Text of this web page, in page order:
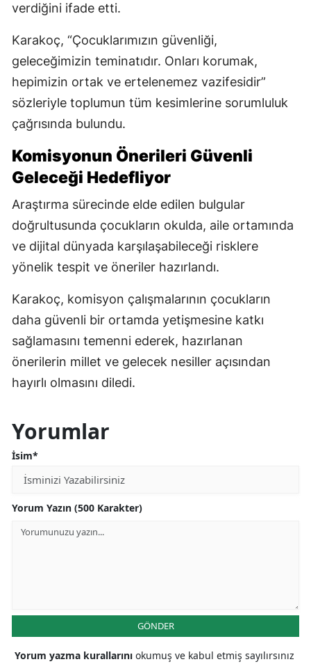
verdiğini ifade etti.
Karakoç, “Çocuklarımızın güvenliği,
geleceğimizin teminatıdır. Onları korumak,
hepimizin ortak ve ertelenemez vazifesidir”
sözleriyle toplumun tüm kesimlerine sorumluluk
çağrısında bulundu.
Komisyonun Önerileri Güvenli
Geleceği Hedefliyor
Araştırma sürecinde elde edilen bulgular
doğrultusunda çocukların okulda, aile ortamında
ve dijital dünyada karşılaşabileceği risklere
yönelik tespit ve öneriler hazırlandı.
Karakoç, komisyon çalışmalarının çocukların
daha güvenli bir ortamda yetişmesine katkı
sağlamasını temenni ederek, hazırlanan
önerilerin millet ve gelecek nesiller açısından
hayırlı olmasını diledi.
Yorumlar
İsim*
Yorum Yazın (500 Karakter)
GÖNDER
Yorum yazma kurallarını okumuş ve kabul etmiş sayılırsınız